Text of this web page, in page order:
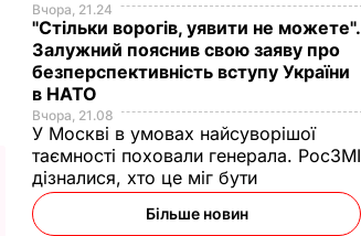
Вчора, 21.24
"Стільки ворогів, уявити не можете".
Залужний пояснив свою заяву про
безперспективність вступу України
в НАТО
Вчора, 21.08
У Москві в умовах найсуворішої
таємності поховали генерала. РосЗМІ
дізналися, хто це міг бути
Більше новин